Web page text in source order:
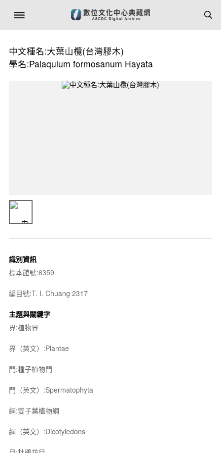
中文種名:大葉山欖(台灣膠木)
學名:Palaquium formosanum Hayata
識別資訊
標本館號:6359
編目號:T. I. Chuang 2317
主題與關鍵字
界:植物界
界（英文）:Plantae
門:種子植物門
門（英文）:Spermatophyta
綱:雙子葉植物綱
綱（英文）:Dicotyledons